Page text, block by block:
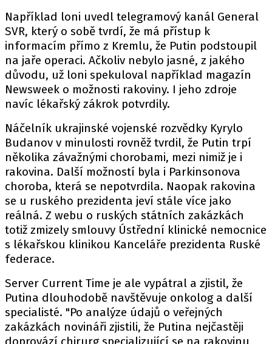
Například loni uvedl telegramový kanál General
SVR, který o sobě tvrdí, že má přístup k
informacím přímo z Kremlu, že Putin podstoupil
na jaře operaci. Ačkoliv nebylo jasné, z jakého
důvodu, už loni spekuloval například magazín
Newsweek o možnosti rakoviny. I jeho zdroje
navíc lékařský zákrok potvrdily.
Náčelník ukrajinské vojenské rozvědky Kyrylo
Budanov v minulosti rovněž tvrdil, že Putin trpí
několika závažnými chorobami, mezi nimiž je i
rakovina. Další možností byla i Parkinsonova
choroba, která se nepotvrdila. Naopak rakovina
se u ruského prezidenta jeví stále více jako
reálná. Z webu o ruských státních zakázkách
totiž zmizely smlouvy Ústřední klinické nemocnice
s lékařskou klinikou Kanceláře prezidenta Ruské
federace.
Server Current Time je ale vypátral a zjistil, že
Putina dlouhodobě navštěvuje onkolog a další
specialisté. "Po analýze údajů o veřejných
zakázkách novináři zjistili, že Putina nejčastěji